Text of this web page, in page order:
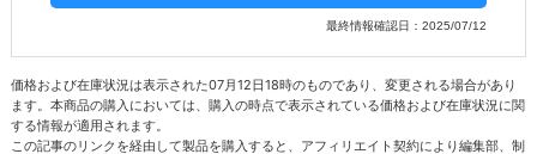
最終情報確認日：2025/07/12
価格および在庫状況は表示された07月12日18時のものであり、変更される場合があり
ます。本商品の購入においては、購入の時点で表示されている価格および在庫状況に関
する情報が適用されます。
この記事のリンクを経由して製品を購入すると、アフィリエイト契約により編集部、制